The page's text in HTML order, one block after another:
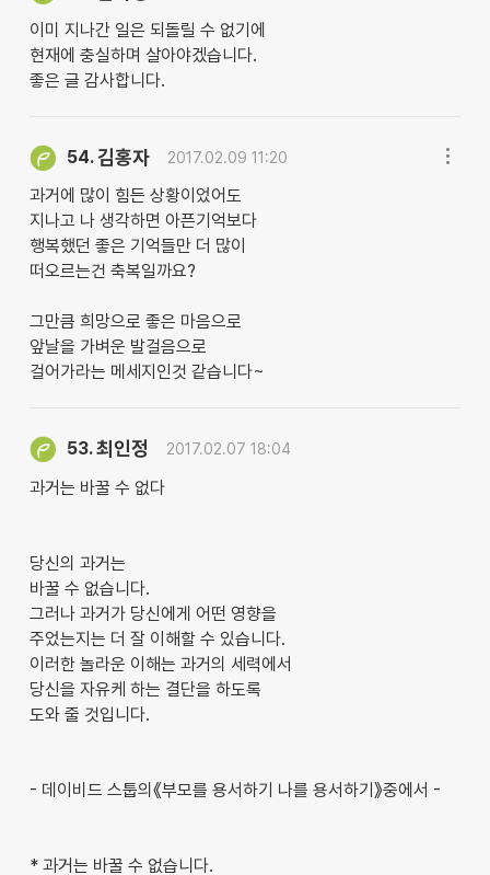
이미 지나간 일은 되돌릴 수 없기에
현재에 충실하며 살아야겠습니다.
좋은 글 감사합니다.
54.김홍자 2017.02.09 11:20
과거에 많이 힘든 상황이었어도
지나고 나 생각하면 아픈기억보다
행복했던 좋은 기억들만 더 많이
떠오르는건 축복일까요?
그만큼 희망으로 좋은 마음으로
앞날을 가벼운 발걸음으로
걸어가라는 메세지인것 같습니다~
53.최인정 2017.02.07 18:04
과거는 바꿀 수 없다
당신의 과거는
바꿀 수 없습니다.
그러나 과거가 당신에게 어떤 영향을
주었는지는 더 잘 이해할 수 있습니다.
이러한 놀라운 이해는 과거의 세력에서
당신을 자유케 하는 결단을 하도록
도와 줄 것입니다.
- 데이비드 스툽의《부모를 용서하기 나를 용서하기》중에서 -
* 과거는 바꿀 수 없습니다.